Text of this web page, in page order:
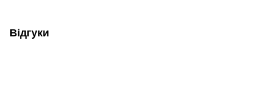
Відгуки